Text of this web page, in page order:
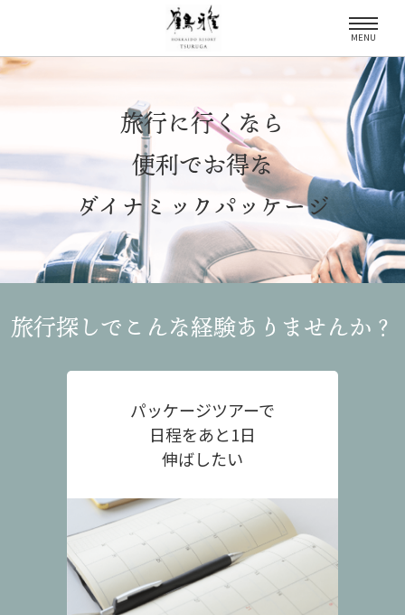
MENU
旅行に行くなら
便利でお得な
ダイナミックパッケージ
旅行探しでこんな経験ありませんか？
パッケージツアーで
日程をあと1日
伸ばしたい